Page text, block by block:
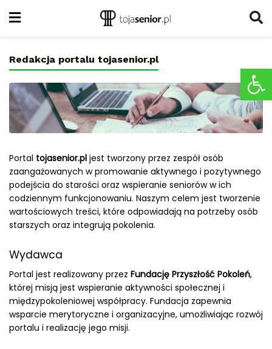
Redakcja portalu tojasenior.pl
Portal tojasenior.pl jest tworzony przez zespół osób
zaangażowanych w promowanie aktywnego i pozytywnego
podejścia do starości oraz wspieranie seniorów w ich
codziennym funkcjonowaniu. Naszym celem jest tworzenie
wartościowych treści, które odpowiadają na potrzeby osób
starszych oraz integrują pokolenia.
Wydawca
Portal jest realizowany przez Fundację Przyszłość Pokoleń,
której misją jest wspieranie aktywności społecznej i
międzypokoleniowej współpracy. Fundacja zapewnia
wsparcie merytoryczne i organizacyjne, umożliwiając rozwój
portalu i realizację jego misji.